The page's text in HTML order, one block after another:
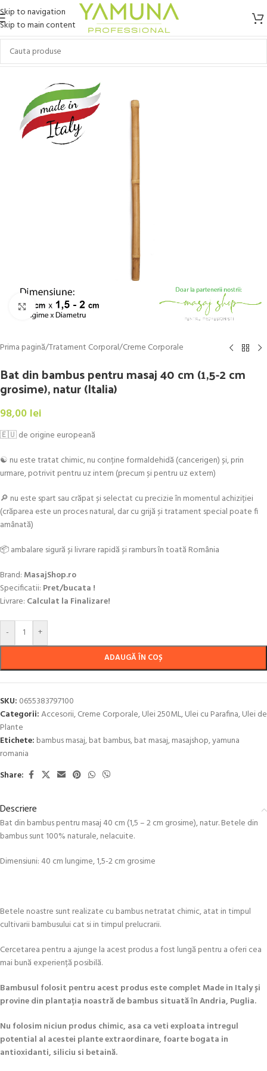
Skip to navigation
Skip to main content
Click to enlarge
Prima pagină/Tratament Corporal/Creme Corporale
Bat din bambus pentru masaj 40 cm (1,5-2 cm
grosime), natur (Italia)
98,00 lei
🇪🇺 de origine europeană
☯️ nu este tratat chimic, nu conține formaldehidă (cancerigen) și, prin
urmare, potrivit pentru uz intern (precum și pentru uz extern)
🔎 nu este spart sau crăpat și selectat cu precizie în momentul achiziției
(crăparea este un proces natural, dar cu grijă și tratament special poate fi
amânată)
📦 ambalare sigură și livrare rapidă și ramburs în toată România
Brand: MasajShop.ro
Specificatii: Pret/bucata !
Livrare: Calculat la Finalizare!
- +
ADAUGĂ ÎN COȘ
SKU: 0655383797100
Categorii:Accesorii,Creme Corporale,Ulei 250ML,Ulei cu Parafina,Ulei de
Plante
Etichete: bambus masaj,bat bambus,bat masaj,masajshop,yamuna
romania
Share:
Descriere
Bat din bambus pentru masaj 40 cm (1,5 – 2 cm grosime), natur. Betele din
bambus sunt 100% naturale, nelacuite.
Dimensiuni: 40 cm lungime, 1,5-2 cm grosime
Betele noastre sunt realizate cu bambus netratat chimic, atat in timpul
cultivarii bambusului cat si in timpul prelucrarii.
Cercetarea pentru a ajunge la acest produs a fost lungă pentru a oferi cea
mai bună experiență posibilă.
Bambusul folosit pentru acest produs este complet Made in Italy și
provine din plantația noastră de bambus situată în Andria, Puglia.
Nu folosim niciun produs chimic, asa ca veti exploata intregul
potential al acestei plante extraordinare, foarte bogata in
antioxidanti, siliciu si betaină.